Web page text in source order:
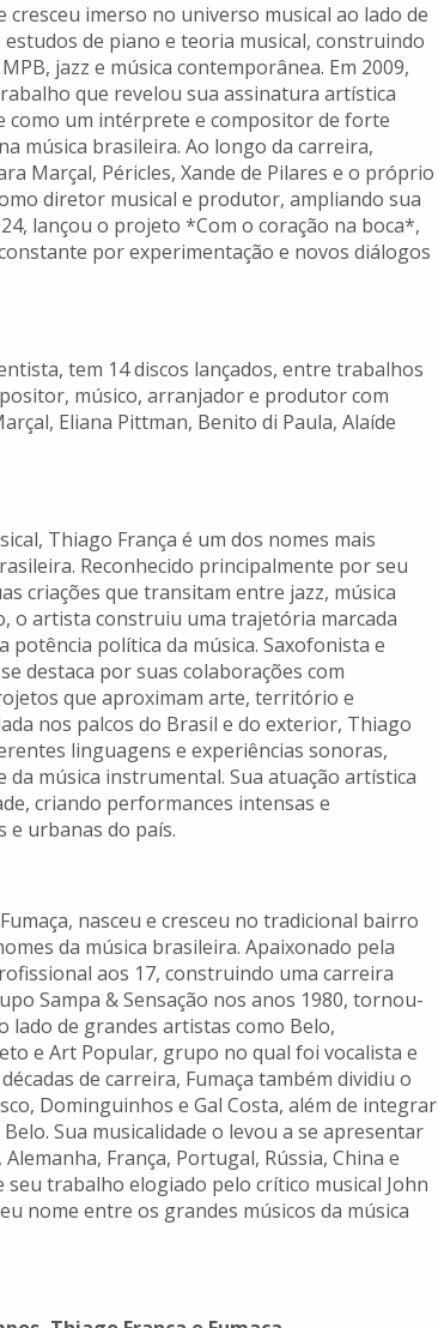
cresceu imerso no universo musical ao lado de
de piano e teoria musical, construindo
jazz e música contemporânea. Em 2009,
que revelou sua assinatura artística
como um intérprete e compositor de forte
música brasileira. Ao longo da carreira,
Marçal, Péricles, Xande de Pilares e o próprio
diretor musical e produtor, ampliando sua
lançou o projeto *Com o coração na boca*,
por experimentação e novos diálogos
tem 14 discos lançados, entre trabalhos
músico, arranjador e produtor com
Eliana Pittman, Benito di Paula, Alaíde
Thiago França é um dos nomes mais
Reconhecido principalmente por seu
criações que transitam entre jazz, música
o artista construiu uma trajetória marcada
potência política da música. Saxofonista e
destaca por suas colaborações com
que aproximam arte, território e
nos palcos do Brasil e do exterior, Thiago
linguagens e experiências sonoras,
música instrumental. Sua atuação artística
criando performances intensas e
e urbanas do país.
nasceu e cresceu no tradicional bairro
da música brasileira. Apaixonado pela
aos 17, construindo uma carreira
Sampa & Sensação nos anos 1980, tornou-
lado de grandes artistas como Belo,
e Art Popular, grupo no qual foi vocalista e
de carreira, Fumaça também dividiu o
Dominguinhos e Gal Costa, além de integrar
Sua musicalidade o levou a se apresentar
França, Portugal, Rússia, China e
trabalho elogiado pelo crítico musical John
nome entre os grandes músicos da música